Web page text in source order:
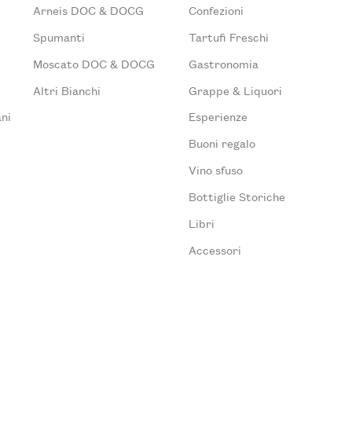
Arneis DOC & DOCG
Spumanti
Moscato DOC & DOCG
Altri Bianchi
Confezioni
Tartufi Freschi
Gastronomia
Grappe & Liquori
Esperienze
Buoni regalo
Vino sfuso
Bottiglie Storiche
Libri
Accessori